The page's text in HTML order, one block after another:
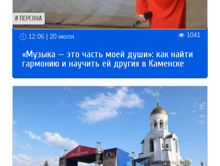
ПЕРСОНА
12:06 | 20 июля 1041
«Музыка — это часть моей души»: как найти
гармонию и научить ей других в Каменске